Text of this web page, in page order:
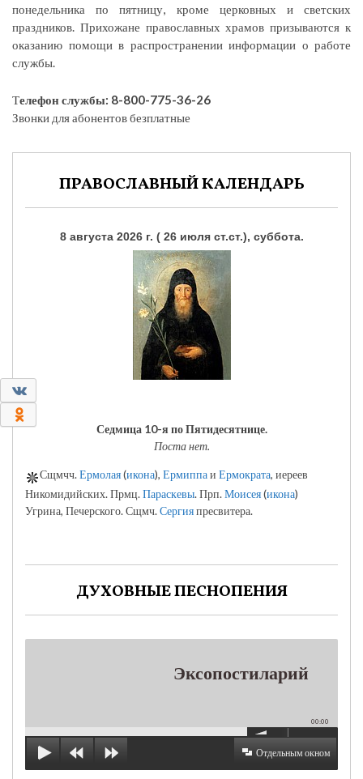
понедельника по пятницу, кроме церковных и светских
праздников. Прихожане православных храмов призываются к
оказанию помощи в распространении информации о работе
службы.
Телефон службы: 8-800-775-36-26
Звонки для абонентов безплатные
ПРАВОСЛАВНЫЙ КАЛЕНДАРЬ
8 августа 2026 г. ( 26 июля ст.ст.), суббота.
Седмица 10-я по Пятидесятнице.
Поста нет.
Сщмчч.Ермолая(икона), Ермиппаи Ермократа, иереев
Никомидийских. Прмц.Параскевы. Прп.Моисея(икона)
Угрина, Печерского. Сщмч.Сергияпресвитера.
ДУХОВНЫЕ ПЕСНОПЕНИЯ
Эксопостиларий
00:00
Отдельным окном